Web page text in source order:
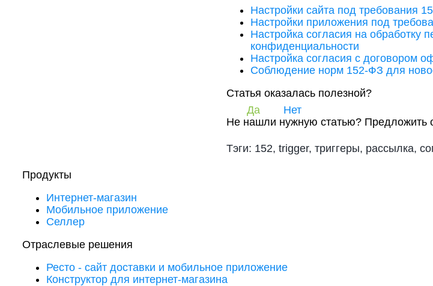
Настройки сайта под требования
Настройки приложения под
Настройка согласия на обработку
конфиденциальности
Настройка согласия с договором
Соблюдение норм 152-ФЗ для
Статья оказалась полезной?
Да
Нет
Не нашли нужную статью? Предложить
Тэги: 152, trigger, триггеры, рассылка,
Продукты
Интернет-магазин
Мобильное приложение
Селлер
Отраслевые решения
Ресто - сайт доставки и мобильное приложение
Конструктор для интернет-магазина